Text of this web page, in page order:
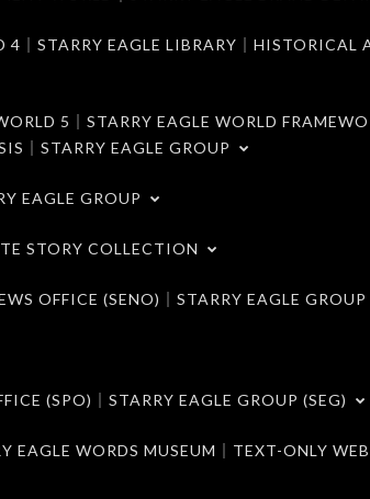
｜STARRY EAGLE LIBRARY｜HISTORICAL
5｜STARRY EAGLE WORLD
｜STARRY EAGLE GROUP
EAGLE GROUP
STORY COLLECTION
OFFICE (SENO)｜STARRY EAGLE GROUP
(SPO)｜STARRY EAGLE GROUP (SEG)
EAGLE WORDS MUSEUM｜TEXT-ONLY